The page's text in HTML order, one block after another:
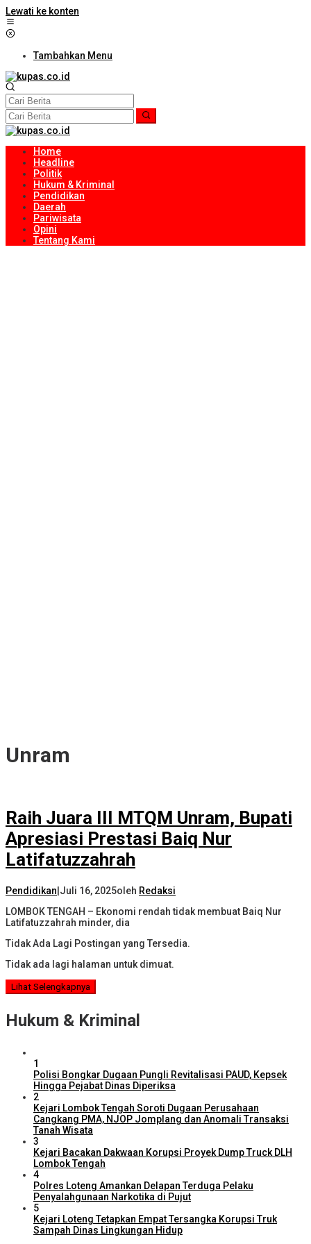
Lewati ke konten
Tambahkan Menu
Home
Headline
Politik
Hukum & Kriminal
Pendidikan
Daerah
Pariwisata
Opini
Tentang Kami
Unram
Raih Juara III MTQM Unram, Bupati
Apresiasi Prestasi Baiq Nur
Latifatuzzahrah
Pendidikan Juli 16, 2025oleh Redaksi
LOMBOK TENGAH – Ekonomi rendah tidak membuat Baiq Nur
Latifatuzzahrah minder, dia
Tidak Ada Lagi Postingan yang Tersedia.
Tidak ada lagi halaman untuk dimuat.
Lihat Selengkapnya
Hukum & Kriminal
1
Polisi Bongkar Dugaan Pungli Revitalisasi PAUD, Kepsek
Hingga Pejabat Dinas Diperiksa
2
Kejari Lombok Tengah Soroti Dugaan Perusahaan
Cangkang PMA, NJOP Jomplang dan Anomali Transaksi
Tanah Wisata
3
Kejari Bacakan Dakwaan Korupsi Proyek Dump Truck DLH
Lombok Tengah
4
Polres Loteng Amankan Delapan Terduga Pelaku
Penyalahgunaan Narkotika di Pujut
5
Kejari Loteng Tetapkan Empat Tersangka Korupsi Truk
Sampah Dinas Lingkungan Hidup